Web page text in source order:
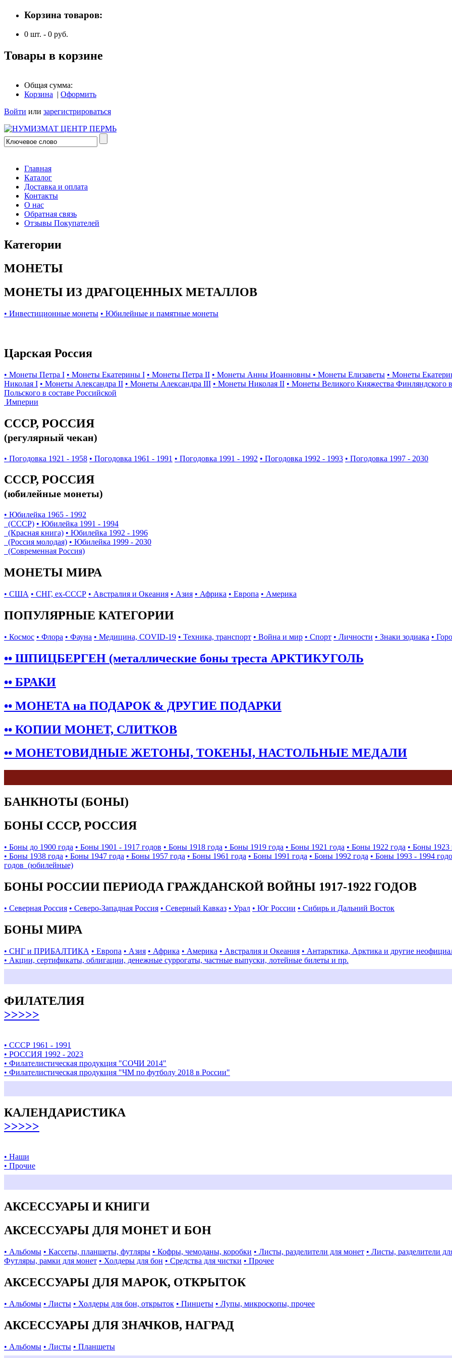
Корзина товаров:
0 шт. - 0 руб.
Товары в корзине
Общая сумма:
Корзина | Оформить
Войти или зарегистрироваться
Главная
Каталог
Доставка и оплата
Контакты
О нас
Обратная связь
Отзывы Покупателей
Категории
МОНЕТЫ
МОНЕТЫ ИЗ ДРАГОЦЕННЫХ МЕТАЛЛОВ
• Инвестиционные монеты • Юбилейные и памятные монеты
Царская Россия
• Монеты Петра I • Монеты Екатерины I • Монеты Петра II • Монеты Анны Иоанновны • Монеты Елизаветы • Монеты
Николая I • Монеты Александра II • Монеты Александра III • Монеты Николая II • Монеты Великого Княжества Финляндского
Польского в составе Российской
Империи
СССР, РОССИЯ
(регулярный чекан)
• Погодовка 1921 - 1958 • Погодовка 1961 - 1991 • Погодовка 1991 - 1992 • Погодовка 1992 - 1993 • Погодовка 1997 - 2030
СССР, РОССИЯ
(юбилейные монеты)
• Юбилейка 1965 - 1992
(СССР) • Юбилейка 1991 - 1994
(Красная книга) • Юбилейка 1992 - 1996
(Россия молодая) • Юбилейка 1999 - 2030
(Современная Россия)
МОНЕТЫ МИРА
• США • СНГ, ex-СССР • Австралия и Океания • Азия • Африка • Европа • Америка
ПОПУЛЯРНЫЕ КАТЕГОРИИ
• Космос • Флора • Фауна • Медицина, COVID-19 • Техника, транспорт • Война и мир • Спорт • Личности • Знаки зодиака •
•• ШПИЦБЕРГЕН (металлические боны треста АРКТИКУГОЛЬ
•• БРАКИ
•• МОНЕТА на ПОДАРОК & ДРУГИЕ ПОДАРКИ
•• КОПИИ МОНЕТ, СЛИТКОВ
•• МОНЕТОВИДНЫЕ ЖЕТОНЫ, ТОКЕНЫ, НАСТОЛЬНЫЕ МЕДАЛИ
БАНКНОТЫ (БОНЫ)
БОНЫ СССР, РОССИЯ
• Боны до 1900 года • Боны 1901 - 1917 годов • Боны 1918 года • Боны 1919 года • Боны 1921 года • Боны 1922 года • Боны 1923
• Боны 1938 года • Боны 1947 года • Боны 1957 года • Боны 1961 года • Боны 1991 года • Боны 1992 года • Боны 1993 - 1994
годов (юбилейные)
БОНЫ РОССИИ ПЕРИОДА ГРАЖДАНСКОЙ ВОЙНЫ 1917-1922 ГОДОВ
• Северная Россия • Северо-Западная Россия • Северный Кавказ • Урал • Юг России • Сибирь и Дальний Восток
БОНЫ МИРА
• СНГ и ПРИБАЛТИКА • Европа • Азия • Африка • Америка • Австралия и Океания • Антарктика, Арктика и другие
• Акции, сертификаты, облигации, денежные суррогаты, частные выпуски, лотейные билеты и пр.
ФИЛАТЕЛИЯ
>>>>>
• СССР 1961 - 1991
• РОССИЯ 1992 - 2023
• Филателистическая продукция "СОЧИ 2014"
• Филателистическая продукция "ЧМ по футболу 2018 в России"
КАЛЕНДАРИСТИКА
>>>>>
• Наши
• Прочие
АКСЕССУАРЫ И КНИГИ
АКСЕССУАРЫ ДЛЯ МОНЕТ И БОН
• Альбомы • Кассеты, планшеты, футляры • Кофры, чемоданы, коробки • Листы, разделители для монет • Листы, разделители
Футляры, рамки для монет • Холдеры для бон • Средства для чистки • Прочее
АКСЕССУАРЫ ДЛЯ МАРОК, ОТКРЫТОК
• Альбомы • Листы • Холдеры для бон, открыток • Пинцеты • Лупы, микроскопы, прочее
АКСЕССУАРЫ ДЛЯ ЗНАЧКОВ, НАГРАД
• Альбомы • Листы • Планшеты